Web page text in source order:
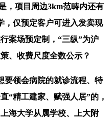
，项目周边3km范畴内还有
，仅预定客户可进入发卖现
案场预定制，“三纵”为沪
、收费尺度全数公示？
领会病院的就诊流程、特
“精工建家、赋强人居”的，
海大学从属学校、上大附